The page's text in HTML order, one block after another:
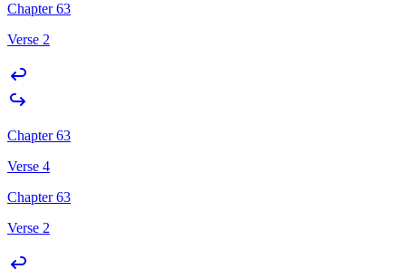
Chapter 63
Verse 2
Chapter 63
Verse 4
Chapter 63
Verse 2